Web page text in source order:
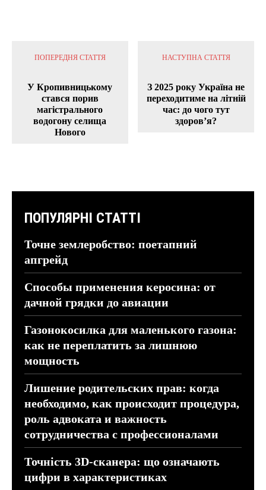
ПОПЕРЕДНЯ СТАТТЯ
У Кропивницькому
стався порив
магістрального
водогону селища
Нового
НАСТУПНА СТАТТЯ
З 2025 року Україна не
переходитиме на літній
час: до чого тут
здоров’я?
ПОПУЛЯРНІ СТАТТІ
Точне землеробство: поетапний
апгрейд
Способы применения керосина: от
дачной грядки до авиации
Газонокосилка для маленького газона:
как не переплатить за лишнюю
мощность
Лишение родительских прав: когда
необходимо, как происходит процедура,
роль адвоката и важность
сотрудничества с профессионалами
Точність 3D-сканера: що означають
цифри в характеристиках